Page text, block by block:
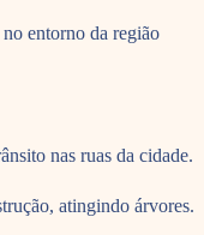
entorno da região
nas ruas da cidade.
atingindo árvores.